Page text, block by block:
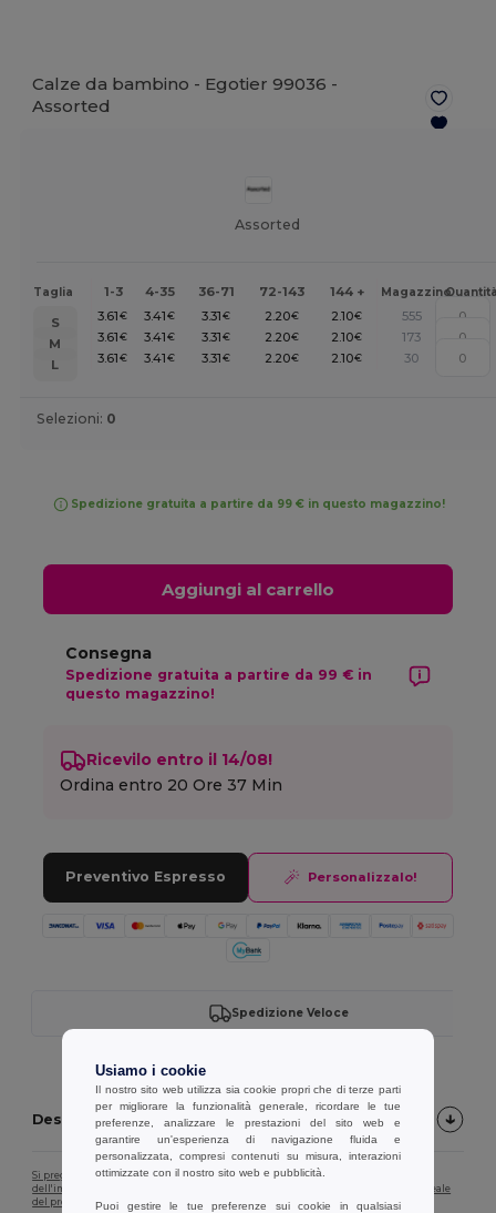
Calze da bambino - Egotier 99036 -
Assorted
Assorted
Taglia 1-3 4-35 36-71 72-143 144 + Magazzino
S 3.61 € 3.41 € 3.31€ 2.20€ 2.10€
555
M
3.61 € 3.41 € 3.31€ 2.20€ 2.10€
173
L
3.61 € 3.41 € 3.31€ 2.20€ 2.10€ 30
Selezioni: 0
Spedizione gratuita a partire da 99 € in questo magazzino!
Aggiungi al carrello
Consegna
Spedizione gratuita a partire da 99 € in
questo magazzino!
Ricevilo entro il 14/08!
Ordina entro 20 Ore 37 Min
Preventivo Espresso Personalizzalo!
Spedizione Veloce
Descrizione del prodotto
Si prega di notare che, a causa della calibrazione dello schermo, il colore
dell'immagine del prodotto potrebbe non corrispondere esattamente al colore reale
del prodotto.
Usiamo i cookie
Il nostro sito web utilizza sia cookie propri che di terze parti
per migliorare la funzionalità generale, ricordare le tue
preferenze, analizzare le prestazioni del sito web e
garantire un'esperienza di navigazione fluida e
personalizzata, compresi contenuti su misura, interazioni
ottimizzate con il nostro sito web e pubblicità.
Puoi gestire le tue preferenze sui cookie in qualsiasi